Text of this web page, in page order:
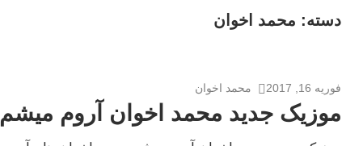
دسته: محمد اخوان
فوریه 16, 2017 محمد اخوان
موزیک جدید محمد اخوان آروم میشم